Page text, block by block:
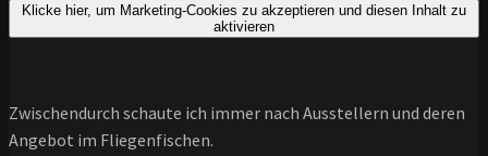
Klicke hier, um Marketing-Cookies zu akzeptieren und diesen Inhalt zu
aktivieren
Zwischendurch schaute ich immer nach Ausstellern und deren
Angebot im Fliegenfischen.